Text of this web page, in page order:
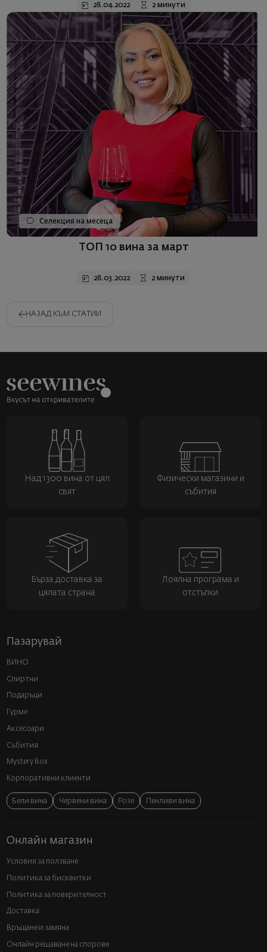
28.04.2022 2 минути
Селекция на месеца
ТОП 10 вина за март
28.03.2022 2 минути
НАЗАД КЪМ СТАТИИ
Над 1300 вина от цял
свят
Физически магазини и
събития
Бърза доставка за
цялата страна
Лоялна програма и
отстъпки
Пазарувай
ВИНО
Спиртни
Подаръци
Гурме
Аксесоари
Събития
Mystery Box
Корпоративни клиенти
Бели вина Червени вина Розе Пенливи вина
Онлайн магазин
Условия за ползване
Политика за бисквитки
Политика за поверителност
Доставка
Връщане и замяна
Онлайн решаване на спорове